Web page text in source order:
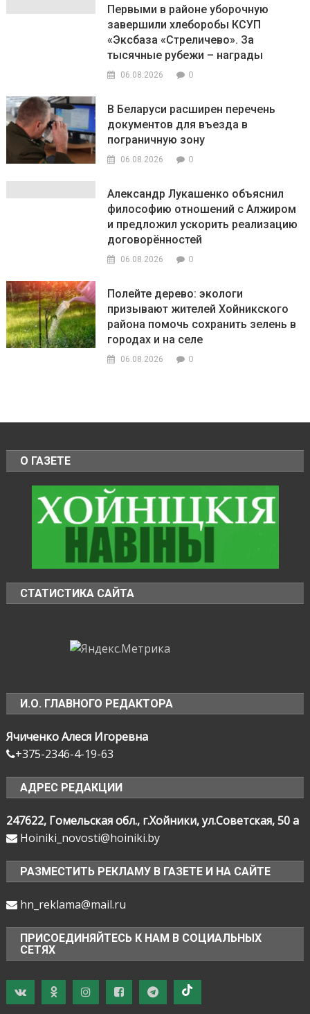
Первыми в районе уборочную
завершили хлеборобы КСУП
«Эксбаза «Стреличево». За
тысячные рубежи – награды
06.08.2026 0
В Беларуси расширен перечень
документов для въезда в
пограничную зону
06.08.2026 0
Александр Лукашенко объяснил
философию отношений с Алжиром
и предложил ускорить реализацию
договорённостей
06.08.2026 0
Полейте дерево: экологи
призывают жителей Хойникского
района помочь сохранить зелень в
городах и на селе
06.08.2026 0
О ГАЗЕТЕ
СТАТИСТИКА САЙТА
И.О. ГЛАВНОГО РЕДАКТОРА
Ячиченко Алеся Игоревна
+375-2346-4-19-63
АДРЕС РЕДАКЦИИ
247622, Гомельская обл., г.Хойники, ул.Советская, 50 а
Hoiniki_novosti@hoiniki.by
РАЗМЕСТИТЬ РЕКЛАМУ В ГАЗЕТЕ И НА САЙТЕ
hn_reklama@mail.ru
ПРИСОЕДИНЯЙТЕСЬ К НАМ В СОЦИАЛЬНЫХ
СЕТЯХ